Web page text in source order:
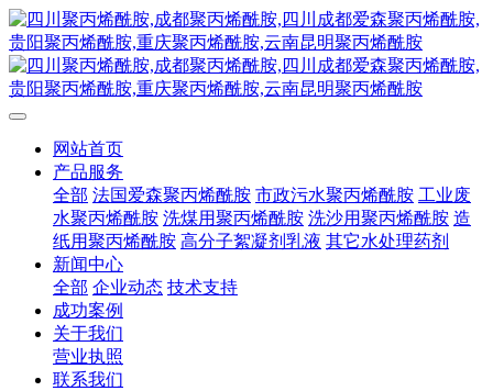
网站首页
产品服务
全部 法国爱森聚丙烯酰胺 市政污水聚丙烯酰胺 工业废
水聚丙烯酰胺 洗煤用聚丙烯酰胺 洗沙用聚丙烯酰胺 造
纸用聚丙烯酰胺 高分子絮凝剂乳液 其它水处理药剂
新闻中心
全部 企业动态 技术支持
成功案例
关于我们
营业执照
联系我们